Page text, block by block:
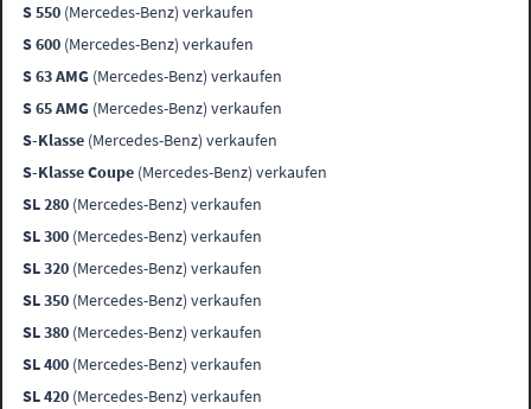
S 550 (Mercedes-Benz) verkaufen
S 600 (Mercedes-Benz) verkaufen
S 63 AMG (Mercedes-Benz) verkaufen
S 65 AMG (Mercedes-Benz) verkaufen
S-Klasse (Mercedes-Benz) verkaufen
S-Klasse Coupe (Mercedes-Benz) verkaufen
SL 280 (Mercedes-Benz) verkaufen
SL 300 (Mercedes-Benz) verkaufen
SL 320 (Mercedes-Benz) verkaufen
SL 350 (Mercedes-Benz) verkaufen
SL 380 (Mercedes-Benz) verkaufen
SL 400 (Mercedes-Benz) verkaufen
SL 420 (Mercedes-Benz) verkaufen